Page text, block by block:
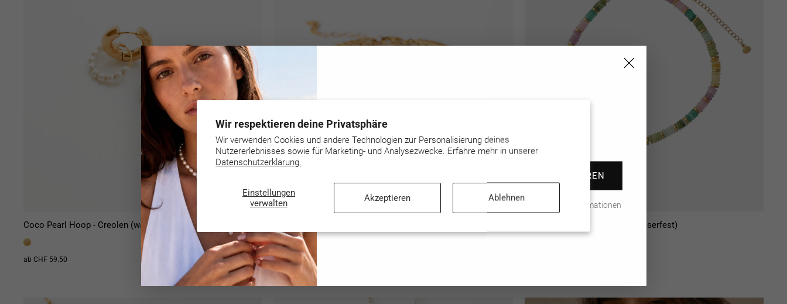
Wir respektieren deine Privatsphäre
Wir verwenden Cookies und andere Technologien zur Personalisierung deines
Nutzererlebnisses sowie für Marketing- und Analysezwecke. Erfahre mehr in unserer
Datenschutzerklärung.
Einstellungen
verwalten
Akzeptieren Ablehnen
Melde dich zu unserem
Newsletter an und spare 10%
Adresse…
ABONNIEREN
Mit dem Klick auf „Anmelden“ stimmst du zu, dass wir deine Informationen
Coco Pearl Hoop - Creolen (wasserfest)
ab CHF 59.50
ab CHF 49.50
Yula Necklace - Halskette (wasserfest)